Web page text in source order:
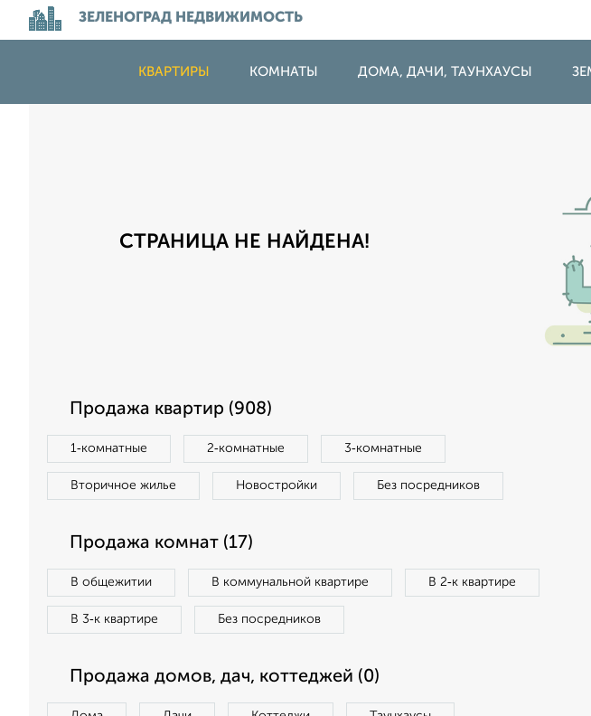
ЗЕЛЕНОГРАД НЕДВИЖИМОСТЬ
КВАРТИРЫ КОМНАТЫ ДОМА, ДАЧИ, ТАУНХАУСЫ
СТРАНИЦА НЕ НАЙДЕНА!
Продажа квартир (908)
1‑комнатные 2‑комнатные 3‑комнатные
Вторичное жилье Новостройки Без посредников
Продажа комнат (17)
В общежитии В коммунальной квартире В 2‑к квартире
В 3‑к квартире Без посредников
Продажа домов, дач, коттеджей (0)